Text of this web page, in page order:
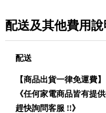
配送及其他費用說
配送
【商品出貨一律免運費】
《任何家電商品皆有提
趕快詢問客服 !!》